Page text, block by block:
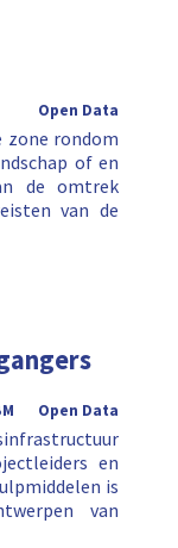
Open Data
zone rondom
of en
de omtrek
van de
Open Data
en
is
van